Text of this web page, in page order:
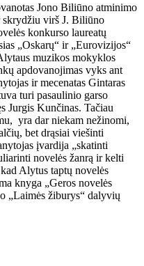
Jono Biliūno atminimo
skrydžiu virš J. Biliūno
konkurso laureatų
„Oskarų“ ir „Eurovizijos“
muzikos mokyklos
apdovanojimas vyks ant
ir mecenatas Gintaras
turi pasaulinio garso
Jurgis Kunčinas. Tačiau
yra dar niekam nežinomi,
bet drąsiai viešinti
įvardija „skatinti
novelės žanrą ir kelti
Alytus taptų novelės
knyga „Geros novelės
„Laimės žiburys“ dalyvių